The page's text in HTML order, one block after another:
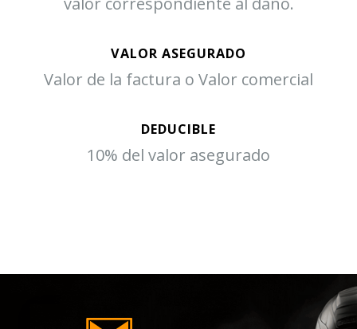
VALOR ASEGURADO
Valor de la factura o Valor comercial
DEDUCIBLE
10% del valor asegurado